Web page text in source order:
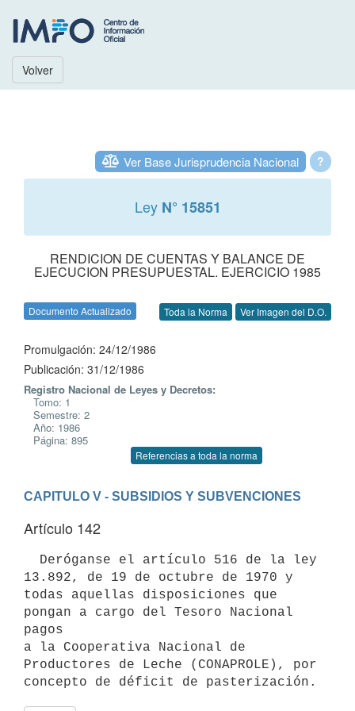
Volver
?
Ver Base Jurisprudencia Nacional
Ley N° 15851
RENDICION DE CUENTAS Y BALANCE DE
EJECUCION PRESUPUESTAL. EJERCICIO 1985
Documento Actualizado Toda la Norma Ver Imagen del D.O.
Promulgación: 24/12/1986
Publicación: 31/12/1986
Registro Nacional de Leyes y Decretos:
Tomo: 1
Semestre: 2
Año: 1986
Página: 895
Referencias a toda la norma
CAPITULO V - SUBSIDIOS Y SUBVENCIONES
Artículo 142
13.892, de 19 de octubre de 1970 y
todas aquellas disposiciones que
pongan a cargo del Tesoro Nacional
pagos
a la Cooperativa Nacional de
Productores de Leche (CONAPROLE), por